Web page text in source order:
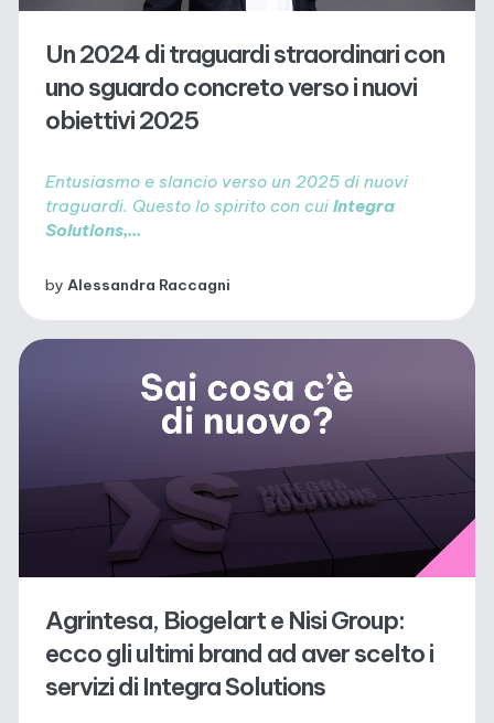
Un 2024 di traguardi straordinari con
uno sguardo concreto verso i nuovi
obiettivi 2025
Entusiasmo e slancio verso un 2025 di nuovi
traguardi. Questo lo spirito con cui Integra
Solutions,...
by Alessandra Raccagni
Agrintesa, Biogelart e Nisi Group:
ecco gli ultimi brand ad aver scelto i
servizi di Integra Solutions